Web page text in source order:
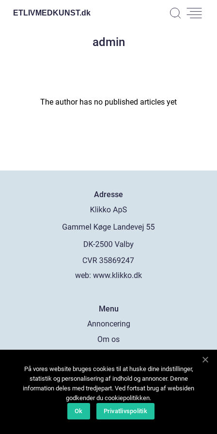
ETLIVMEDKUNST.dk
admin
The author has no published articles yet
Adresse
web: www.klikko.dk
Menu
Annoncering
Om os
Kontakt os
Sitemap
På vores website bruges cookies til at huske dine indstillinger,
statistik og personalisering af indhold og annoncer. Denne
information deles med tredjepart. Ved fortsat brug af websiden
godkender du cookiepolitikken.
Ok
Privatlivspolitik